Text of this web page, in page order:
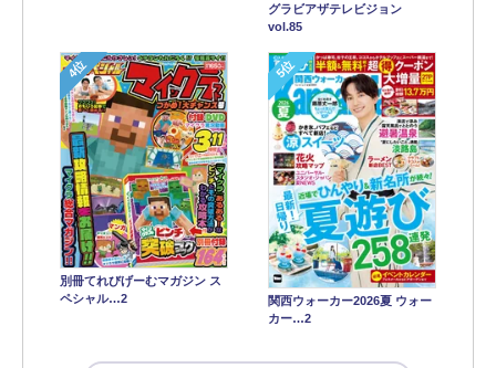
グラビアザテレビジョン
vol.85
4位
別冊てれびげーむマガジン ス
ペシャル…2
5位
関西ウォーカー2026夏 ウォー
カー…2